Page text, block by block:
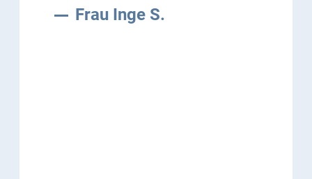
Frau Inge S.